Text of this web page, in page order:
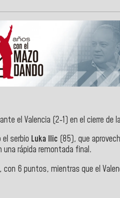
el Valencia (2-1) en el cierre de
serbio Luka Ilic (85), que
una rápida remontada final.
6 puntos, mientras que el